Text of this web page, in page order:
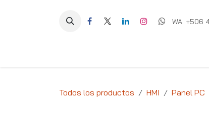
WA: +506
Todos los productos HMI Panel PC